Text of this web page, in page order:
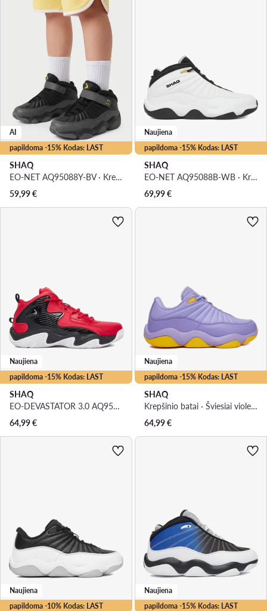
papildoma -15% Kodas: LAST
AI
SHAQ
EO-NET AQ95088Y-BV · Krepšinio batai
59,99€
papildoma -15% Kodas: LAST
Naujiena
SHAQ
EO-NET AQ95088B-WB · Krepšinio batai
69,99€
papildoma -15% Kodas: LAST
Naujiena
SHAQ
EO-DEVASTATOR 3.0 AQ95078B-R · Krepšinio batai
64,99€
papildoma -15% Kodas: LAST
Naujiena
SHAQ
Krepšinio batai · Šviesiai violetinė
64,99€
papildoma -10% Kodas: LAST
Naujiena
papildoma -15% Kodas: LAST
Naujiena